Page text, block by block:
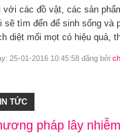
với các đồ vật, các sản
sẽ tìm đến để sinh sống và
diệt mối mọt có hiệu quả,
25-01-2016 10:45:58 đăng bởi
TỨC
pháp lây